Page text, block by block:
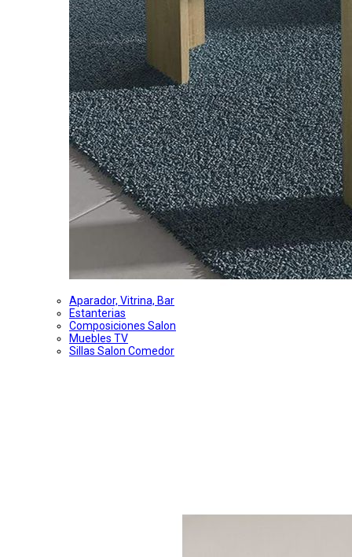
Aparador, Vitrina, Bar
Estanterias
Composiciones Salon
Muebles TV
Sillas Salon Comedor